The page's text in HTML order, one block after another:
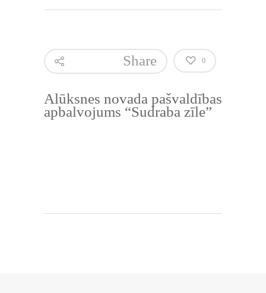
Share 0
Alūksnes novada pašvaldības
apbalvojums “Sudraba zīle”